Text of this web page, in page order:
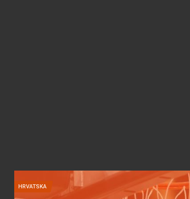
HRVATSKA